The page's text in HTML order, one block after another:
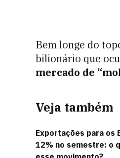
Bem longe do
bilionário que
mercado de
Veja também
Exportações para os
12% no semestre: o